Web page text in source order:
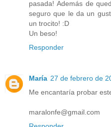
pasada! Además de
seguro que le da un
un trocito! :D
Un beso!
Responder
María 27 de febrero de
Me encantaría probar
maralonfe@gmail.com